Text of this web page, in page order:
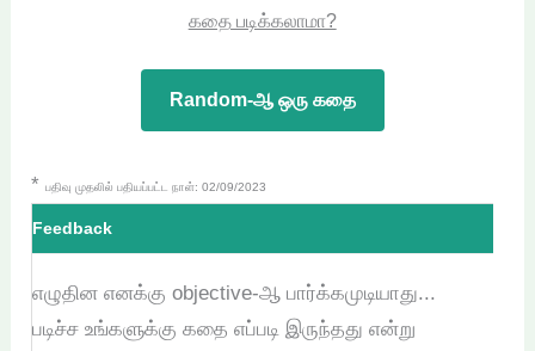
கதை படிக்கலாமா?
Random-ஆ ஒரு கதை
*பதிவு முதலில் பதியப்பட்ட நாள்: 02/09/2023
Feedback
எழுதின எனக்கு objective-ஆ பார்க்கமுடியாது...
படிச்ச உங்களுக்கு கதை எப்படி இருந்தது என்று